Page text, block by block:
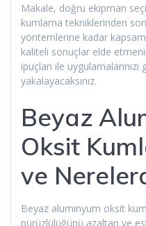
Makale, doğru ekipman
kumlama tekniklerinden
yöntemlerine kadar
kaliteli sonuçlar elde
ipuçları ile uygulamalarınızı
yakalayacaksınız.
Beyaz
Oksit
ve
Beyaz aluminyum oksit
pürüzlülüğünü azaltan ve